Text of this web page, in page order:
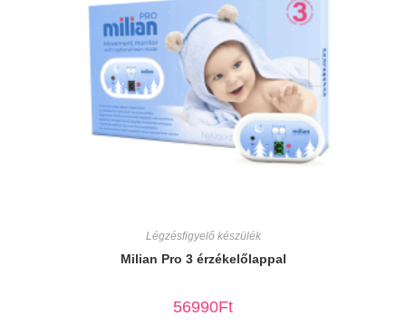
Légzésfigyelő készülék
Milian Pro 3 érzékelőlappal
56990Ft